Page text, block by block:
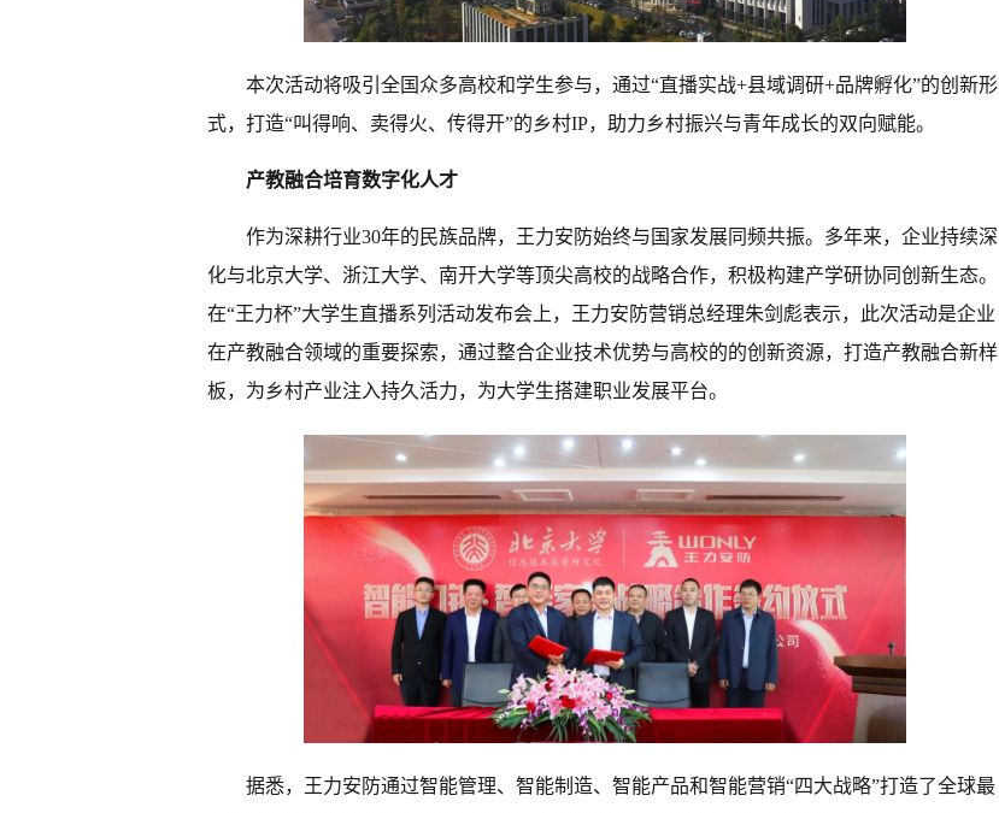
本次活动将吸引全国众多高校和学生参与，通过“直播实战+县域调研+品牌孵化”的创新形
式，打造“叫得响、卖得火、传得开”的乡村IP，助力乡村振兴与青年成长的双向赋能。
产教融合培育数字化人才
作为深耕行业30年的民族品牌，王力安防始终与国家发展同频共振。多年来，企业持续深
化与北京大学、浙江大学、南开大学等顶尖高校的战略合作，积极构建产学研协同创新生态。
在“王力杯”大学生直播系列活动发布会上，王力安防营销总经理朱剑彪表示，此次活动是企业
在产教融合领域的重要探索，通过整合企业技术优势与高校的的创新资源，打造产教融合新样
板，为乡村产业注入持久活力，为大学生搭建职业发展平台。
据悉，王力安防通过智能管理、智能制造、智能产品和智能营销“四大战略”打造了全球最